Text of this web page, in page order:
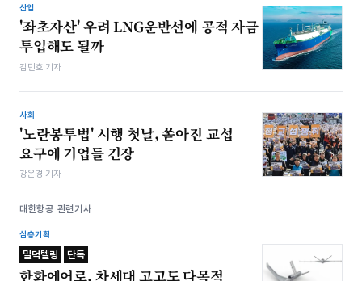
산업
'좌초자산' 우려 LNG운반선에 공적 자금
투입해도 될까
김민호 기자
사회
'노란봉투법' 시행 첫날, 쏟아진 교섭
요구에 기업들 긴장
강은경 기자
대한항공 관련기사
심층기획
밀덕텔링 단독
한화에어로, 차세대 고고도 다목적